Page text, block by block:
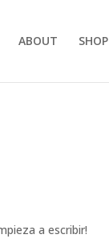
ABOUT SHOP
a escribir!